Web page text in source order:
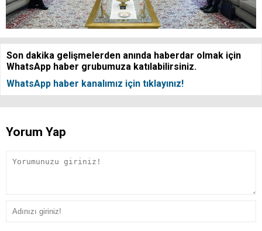
Son dakika gelişmelerden anında haberdar olmak için
WhatsApp haber grubumuza katılabilirsiniz.
WhatsApp haber kanalımız için tıklayınız!
Yorum Yap